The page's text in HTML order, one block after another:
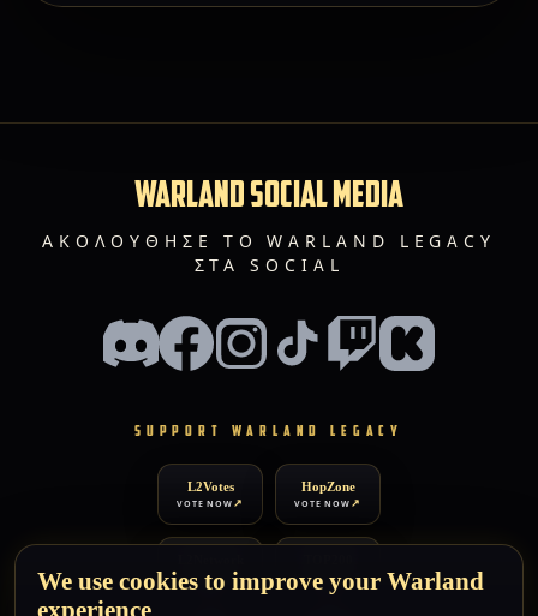
WARLAND SOCIAL MEDIA
ΑΚΟΛΟΎΘΗΣΕ ΤΟ WARLAND LEGACY
ΣΤΑ SOCIAL
SUPPORT WARLAND LEGACY
L2Votes
VOTE NOW
HopZone
VOTE NOW
VOTE NOW VOTE NOW
We use cookies to improve your Warland
experience